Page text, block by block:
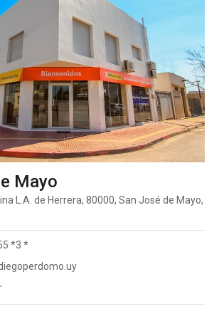
Mayo
L.A. de Herrera, 80000, San José de Mayo,
*3 *